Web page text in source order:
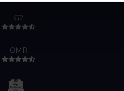
G2
OMR